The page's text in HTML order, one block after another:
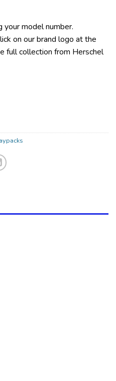
model number.
on our brand logo at the
full collection from Herschel